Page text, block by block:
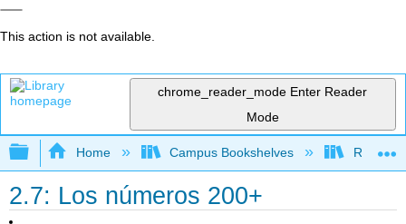
This action is not available.
chrome_reader_mode Enter Reader
Mode
Expand/collapse global hierarchy
Home Campus Bookshelves Rio
2.7: Los números 200+